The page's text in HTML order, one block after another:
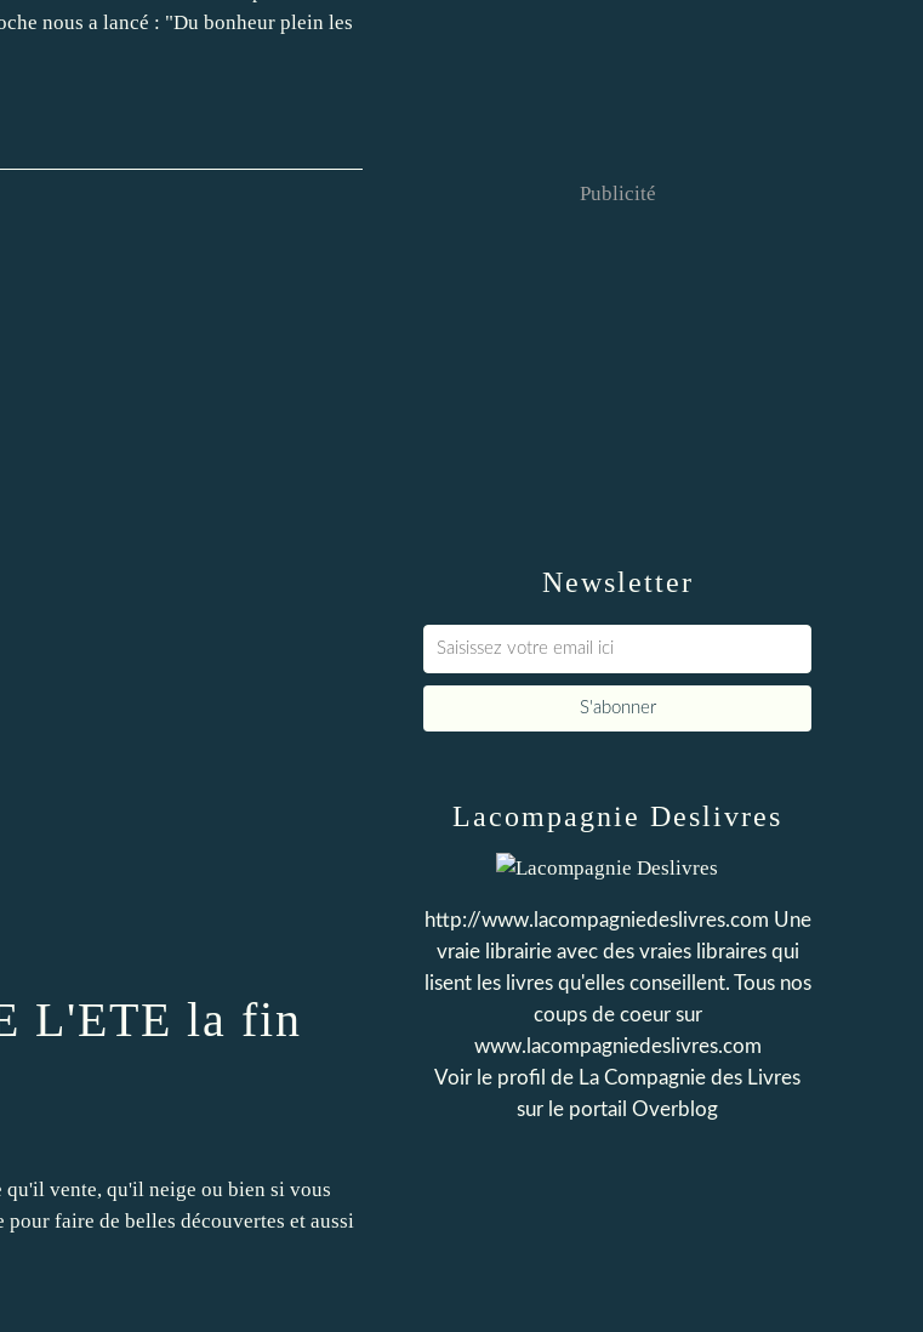
nous a lancé : "Du bonheur plein les
L'ETE la fin
vente, qu'il neige ou bien si vous
faire de belles découvertes et aussi
Newsletter
Publicité
Lacompagnie Deslivres
http://www.lacompagniedeslivres.com Une
vraie librairie avec des vraies libraires qui
lisent les livres qu'elles conseillent. Tous nos
coups de coeur sur
www.lacompagniedeslivres.com
Voir le profil de La Compagnie des Livres
sur le portail Overblog